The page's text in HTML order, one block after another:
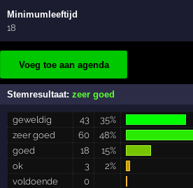
Minimumleeftijd
18
Voeg toe aan agenda
Stemresultaat:zeer goed
geweldig 43
35%
zeer goed
60
48%
goed
18
15%
ok
3
2%
voldoende
0